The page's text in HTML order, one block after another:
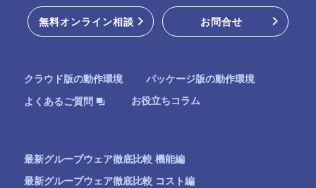
無料オンライン相談 お問合せ
クラウド版の動作環境
パッケージ版の動作環境
よくあるご質問
お役立ちコラム
最新グループウェア徹底比較 機能編
最新グループウェア徹底比較 コスト編